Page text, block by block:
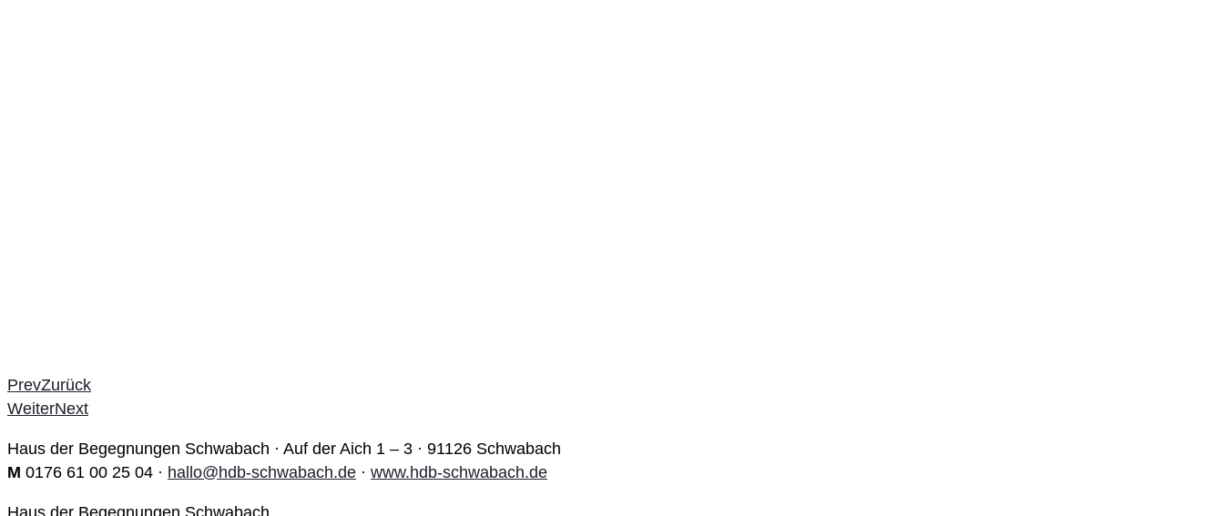
PrevZurück
WeiterNext
Haus der Begegnungen Schwabach · Auf der Aich 1 – 3 · 91126 Schwabach
M 0176 61 00 25 04 · hallo@hdb-schwabach.de · www.hdb-schwabach.de
Haus der Begegnungen Schwabach